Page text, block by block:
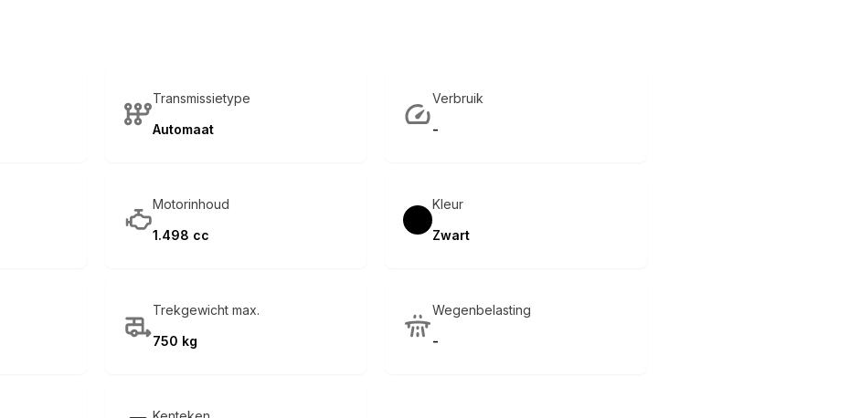
Transmissietype
Automaat
Verbruik
-
Motorinhoud
1.498 cc
Kleur
Zwart
Trekgewicht max.
750 kg
Wegenbelasting
-